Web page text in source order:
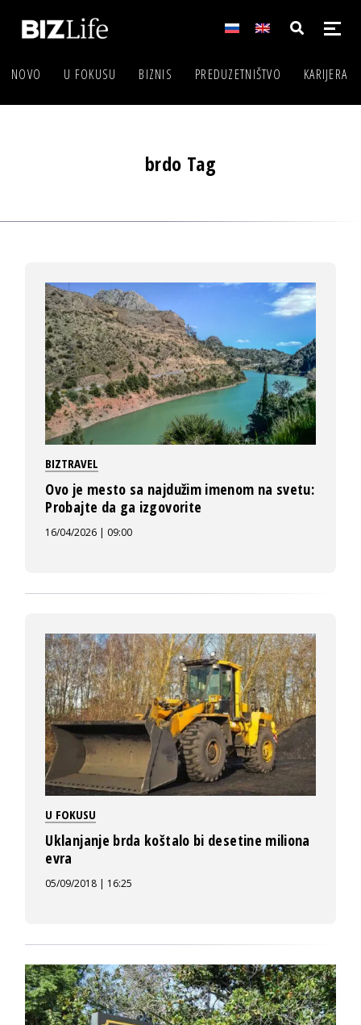
NOVO U FOKUSU BIZNIS PREDUZETNIŠTVO KARIJERA
brdo Tag
BIZTRAVEL
Ovo je mesto sa najdužim imenom na svetu:
Probajte da ga izgovorite
16/04/2026 | 09:00
U FOKUSU
Uklanjanje brda koštalo bi desetine miliona
evra
05/09/2018 | 16:25